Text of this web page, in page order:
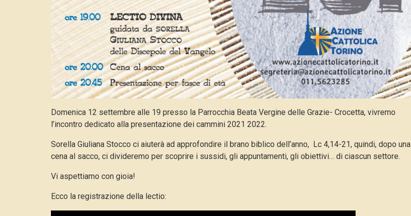
Domenica 12 settembre alle 19 presso la Parrocchia Beata Vergine delle Grazie- Crocetta, vivremo
l’incontro dedicato alla presentazione dei cammini 2021 2022.
Sorella Giuliana Stocco ci aiuterà ad approfondire il brano biblico dell’anno, Lc 4,14-21, quindi, dopo una
cena al sacco, ci divideremo per scoprire i sussidi, gli appuntamenti, gli obiettivi… di ciascun settore.
Vi aspettiamo con gioia!
Ecco la registrazione della lectio: